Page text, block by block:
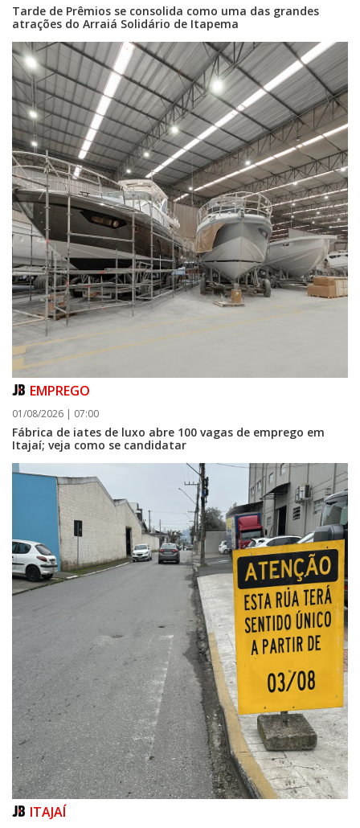
Tarde de Prêmios se consolida como uma das grandes
atrações do Arraiá Solidário de Itapema
EMPREGO
01/08/2026 | 07:00
Fábrica de iates de luxo abre 100 vagas de emprego em
Itajaí; veja como se candidatar
ITAJAÍ